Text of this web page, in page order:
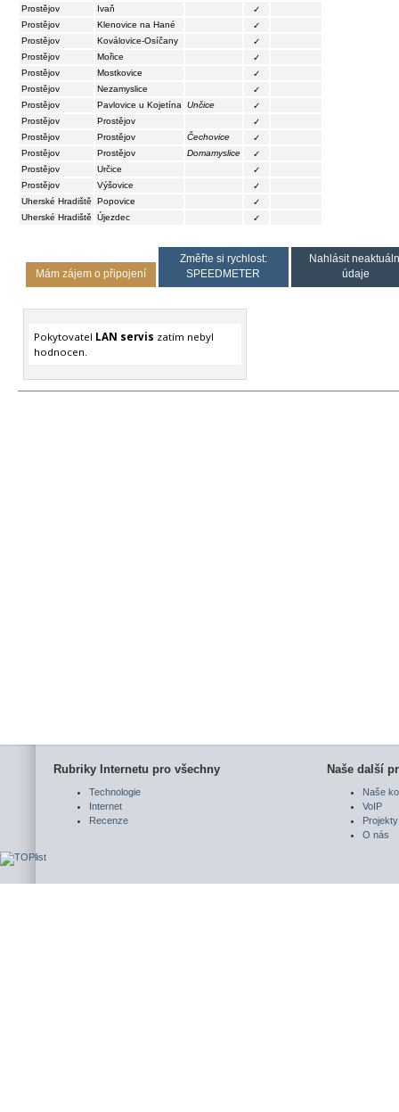
Prostějov
Ivaň
✓
Prostějov
Klenovice na Hané
✓
Prostějov
Koválovice-Osíčany
✓
Prostějov
Mořice
✓
Prostějov
Mostkovice
✓
Prostějov
Nezamyslice
✓
Prostějov
Pavlovice u Kojetína Unčice
✓
Prostějov
Prostějov
✓
Prostějov
Prostějov Čechovice
✓
Prostějov
Prostějov Domamyslice
✓
Prostějov
Určice
✓
Prostějov
Výšovice
✓
Uherské Hradiště
Popovice
✓
Uherské Hradiště
Újezdec ✓
Mám zájem o připojení
Změřte si rychlost:
SPEEDMETER
Nahlásit
údaje
Pokytovatel LAN servis zatím nebyl
hodnocen.
Rubriky Internetu pro všechny
Technologie
Internet
Recenze
Naše další
Naše
VoIP
Projekty
O nás